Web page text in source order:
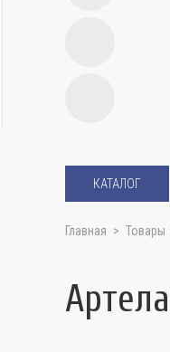
КАТАЛОГ
Главная Товары